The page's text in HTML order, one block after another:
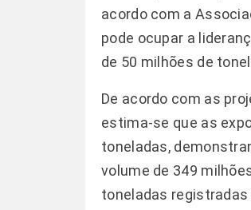
acordo com a
pode ocupar a
de 50 milhões de
De acordo com as
estima-se que as
toneladas,
volume de 349
toneladas registradas